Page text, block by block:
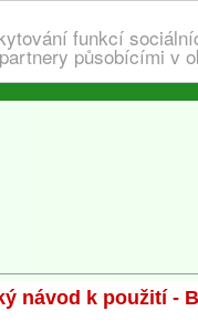
funkcí
působícími v
návod k použití -